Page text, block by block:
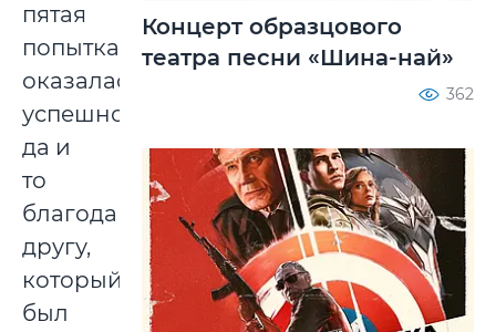
пятая
попытка
оказалась
успешной,
да и
то
благодаря
другу,
который
был
Концерт образцового
театра песни «Шина-най»
362